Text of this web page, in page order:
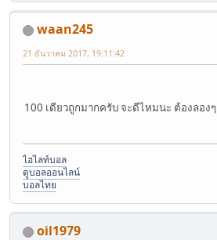
waan245
21 ธันวาคม 2017, 19:11:42
100 เดียวถูกมากครับ จะดีไหมนะ ต้องลองๆ
ไฮไลท์บอล
ดูบอลออนไลน์
บอลไทย
oil1979